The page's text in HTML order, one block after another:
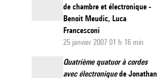
de chambre et électronique -
Benoit Meudic, Luca
Francesconi
25 janvier 2007 01 h 16 min
Quatrième quatuor à cordes
avec électroniquede Jonathan